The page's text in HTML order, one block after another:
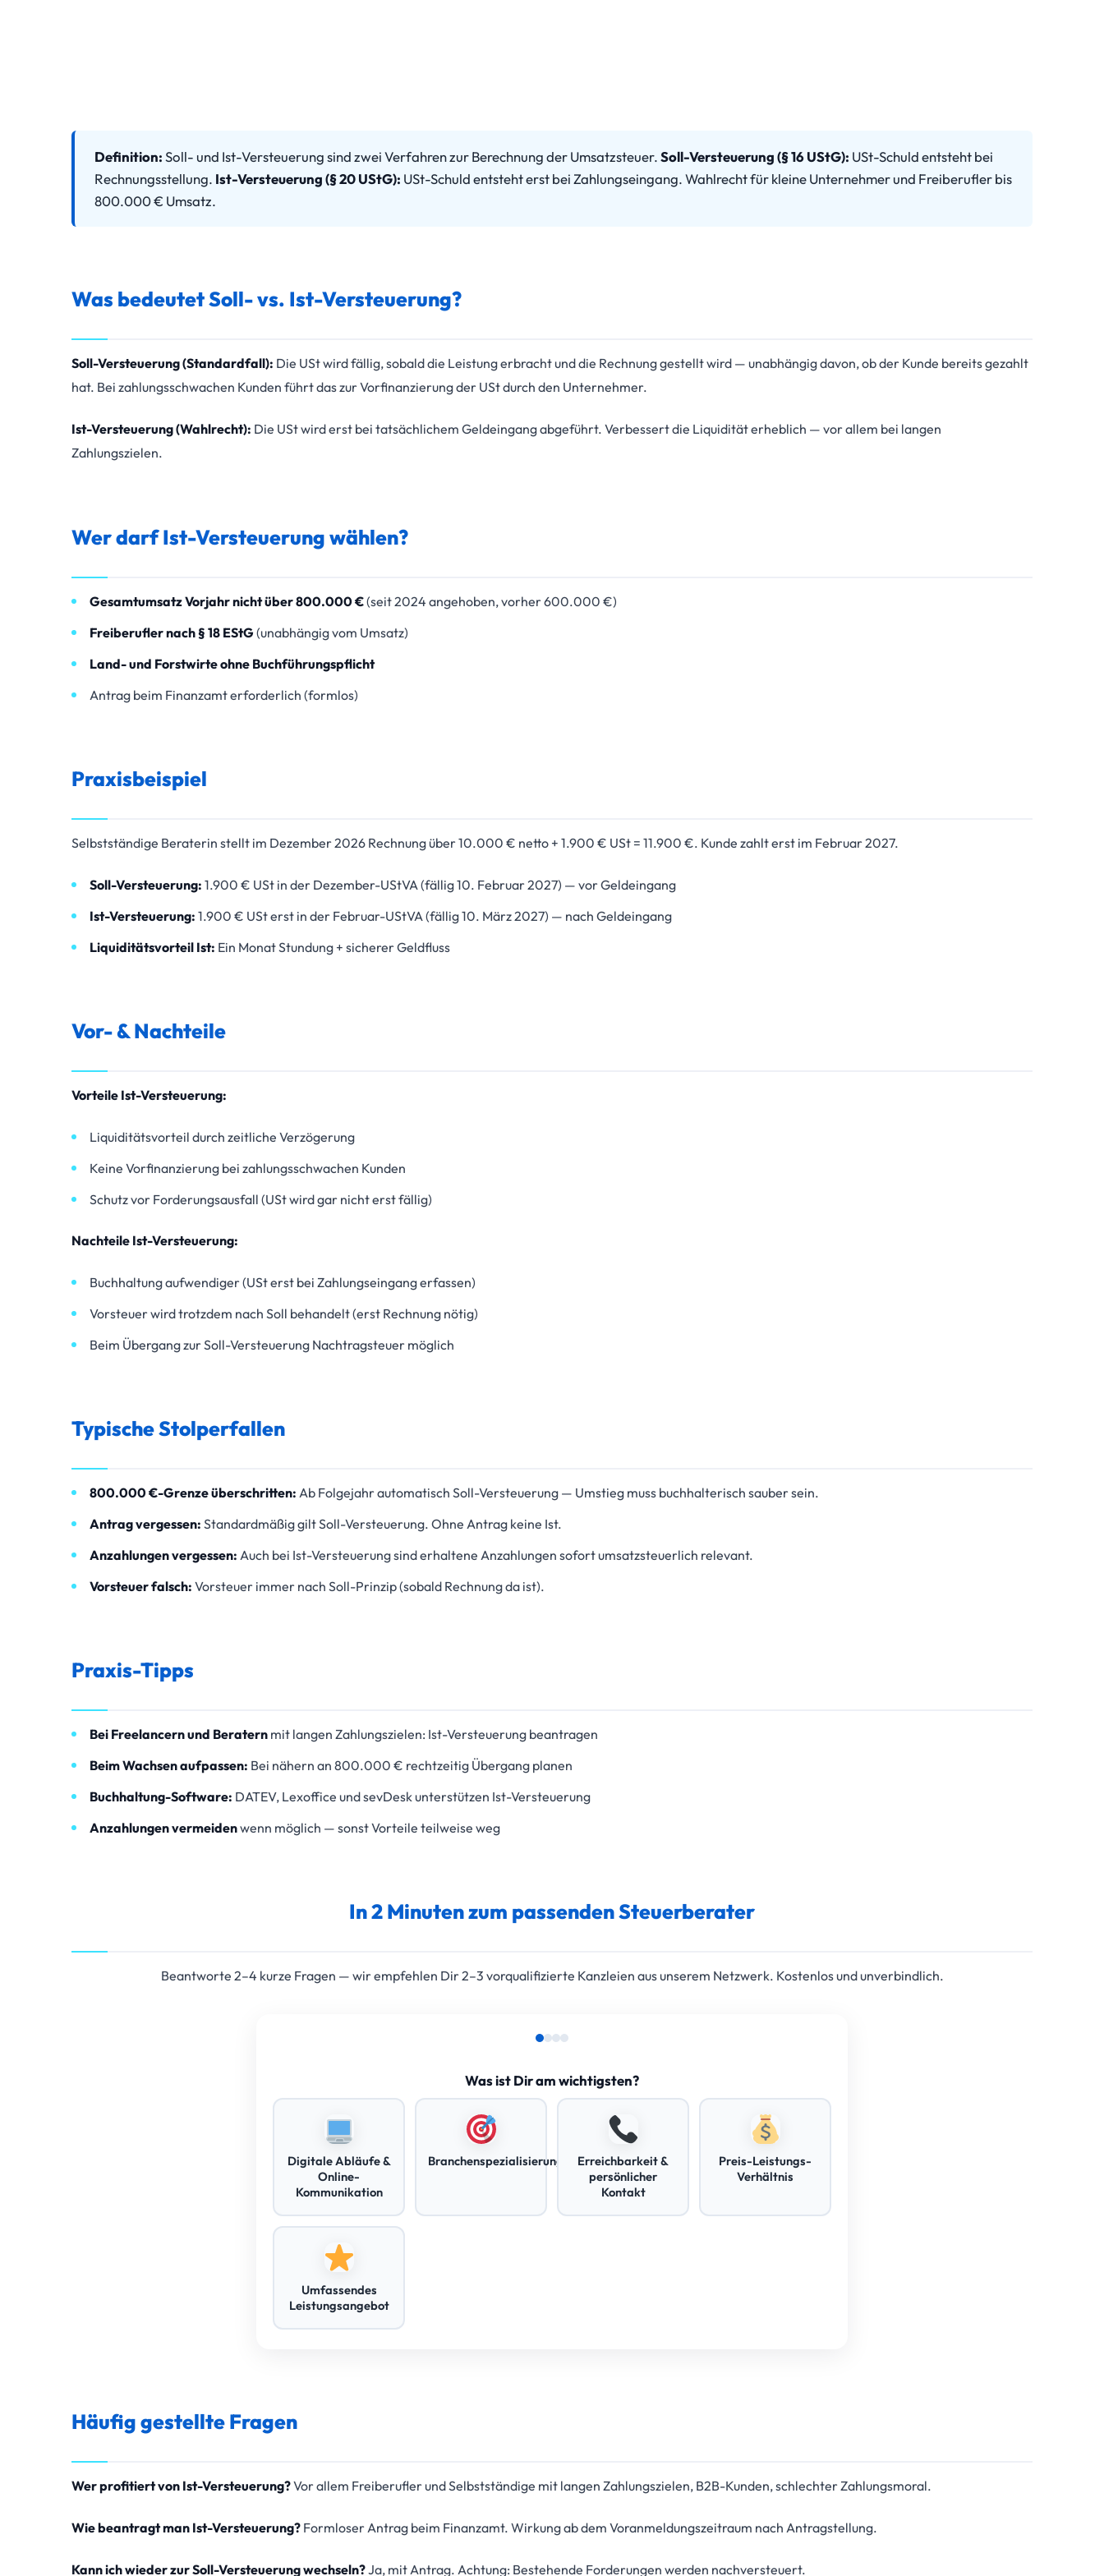
Definition:Soll- und Ist-Versteuerung sind zwei Verfahren zur Berechnung der Umsatzsteuer.Soll-Versteuerung (§ 16 UStG): USt-Schuld entsteht bei
Rechnungsstellung. Ist-Versteuerung (§ 20 UStG): USt-Schuld entsteht erst bei Zahlungseingang. Wahlrecht für kleine Unternehmer und Freiberufler bis
800.000 € Umsatz.
Was bedeutet Soll- vs. Ist-Versteuerung?
Soll-Versteuerung (Standardfall): Die USt wird fällig, sobald die Leistung erbracht und die Rechnung gestellt wird — unabhängig davon, ob der Kunde bereits gezahlt
hat. Bei zahlungsschwachen Kunden führt das zur Vorfinanzierung der USt durch den Unternehmer.
Ist-Versteuerung (Wahlrecht): Die USt wird erst bei tatsächlichem Geldeingang abgeführt. Verbessert die Liquidität erheblich — vor allem bei langen
Zahlungszielen.
Wer darf Ist-Versteuerung wählen?
Gesamtumsatz Vorjahr nicht über 800.000 €(seit 2024 angehoben, vorher 600.000 €)
Freiberufler nach § 18 EStG (unabhängig vom Umsatz)
Land- und Forstwirte ohne Buchführungspflicht
Antrag beim Finanzamt erforderlich (formlos)
Praxisbeispiel
Selbstständige Beraterin stellt im Dezember 2026 Rechnung über 10.000 € netto + 1.900 € USt = 11.900 €. Kunde zahlt erst im Februar 2027.
Soll-Versteuerung: 1.900 € USt in der Dezember-UStVA (fällig 10. Februar 2027) — vor Geldeingang
Ist-Versteuerung: 1.900 € USt erst in der Februar-UStVA (fällig 10. März 2027) — nach Geldeingang
Liquiditätsvorteil Ist: Ein Monat Stundung + sicherer Geldfluss
Vor- & Nachteile
Vorteile Ist-Versteuerung:
Liquiditätsvorteil durch zeitliche Verzögerung
Keine Vorfinanzierung bei zahlungsschwachen Kunden
Schutz vor Forderungsausfall (USt wird gar nicht erst fällig)
Nachteile Ist-Versteuerung:
Buchhaltung aufwendiger (USt erst bei Zahlungseingang erfassen)
Vorsteuer wird trotzdem nach Soll behandelt (erst Rechnung nötig)
Beim Übergang zur Soll-Versteuerung Nachtragsteuer möglich
Typische Stolperfallen
800.000 €-Grenze überschritten: Ab Folgejahr automatisch Soll-Versteuerung — Umstieg muss buchhalterisch sauber sein.
Antrag vergessen: Standardmäßig gilt Soll-Versteuerung. Ohne Antrag keine Ist.
Anzahlungen vergessen: Auch bei Ist-Versteuerung sind erhaltene Anzahlungen sofort umsatzsteuerlich relevant.
Vorsteuer falsch: Vorsteuer immer nach Soll-Prinzip (sobald Rechnung da ist).
Praxis-Tipps
Bei Freelancern und Beratern mit langen Zahlungszielen: Ist-Versteuerung beantragen
Beim Wachsen aufpassen: Bei nähern an 800.000 € rechtzeitig Übergang planen
Buchhaltung-Software: DATEV, Lexoffice und sevDesk unterstützen Ist-Versteuerung
Anzahlungen vermeidenwenn möglich — sonst Vorteile teilweise weg
In 2 Minuten zum passenden Steuerberater
Beantworte 2–4 kurze Fragen — wir empfehlen Dir 2–3 vorqualifizierte Kanzleien aus unserem Netzwerk. Kostenlos und unverbindlich.
Was ist Dir am wichtigsten?
Digitale Abläufe &
Online-
Kommunikation
Branchenspezialisierung
Erreichbarkeit &
persönlicher
Kontakt
Preis-Leistungs-
Verhältnis
Umfassendes
Leistungsangebot
Häufig gestellte Fragen
Wer profitiert von Ist-Versteuerung?Vor allem Freiberufler und Selbstständige mit langen Zahlungszielen, B2B-Kunden, schlechter Zahlungsmoral.
Wie beantragt man Ist-Versteuerung? Formloser Antrag beim Finanzamt. Wirkung ab dem Voranmeldungszeitraum nach Antragstellung.
Kann ich wieder zur Soll-Versteuerung wechseln?Ja, mit Antrag. Achtung: Bestehende Forderungen werden nachversteuert.